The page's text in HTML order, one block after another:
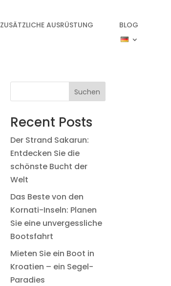
ZUSÄTZLICHE AUSRÜSTUNG
BLOG
Suchen
Recent Posts
Der Strand Sakarun:
Entdecken Sie die
schönste Bucht der
Welt
Das Beste von den
Kornati-Inseln: Planen
Sie eine unvergessliche
Bootsfahrt
Mieten Sie ein Boot in
Kroatien – ein Segel-
Paradies